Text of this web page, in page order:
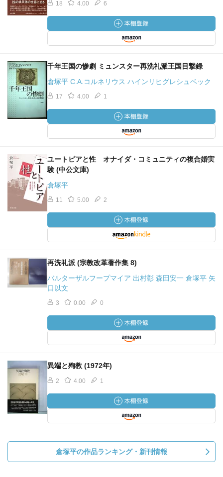
18 4.00 6
千年王国の惨劇 ミュンスター再洗礼派王国目撃録
倉塚平 C.A.コルネリウス ハインリヒグレシュベック
17 4.00 1
ユートピアと性 オナイダ・コミュニティの複合婚実
験 (中公文庫)
倉塚平
11 5.00 2
再洗礼派 (宗教改革著作集 8)
バルターザルフープマイア 出村彰 森田安一 倉塚平 矢
口以文
3 0.00 0
異端と殉教 (1972年)
2 4.00 1
倉塚平の作品ランキング・新刊情報